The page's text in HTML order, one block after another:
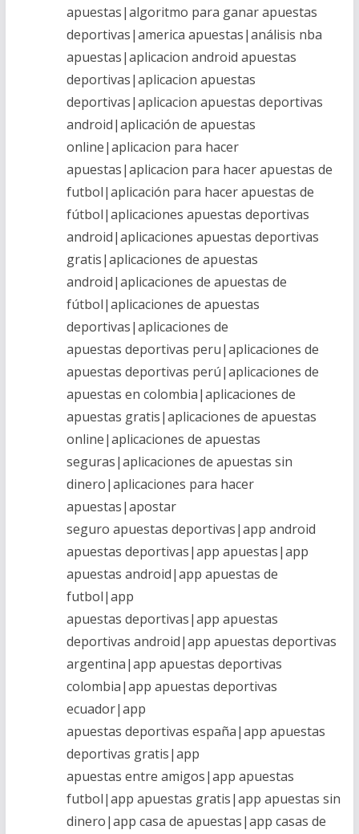
apuestas|algoritmo para ganar apuestas
deportivas|america apuestas|análisis nba
apuestas|aplicacion android apuestas
deportivas|aplicacion apuestas
deportivas|aplicacion apuestas deportivas
android|aplicación de apuestas
online|aplicacion para hacer
apuestas|aplicacion para hacer apuestas de
futbol|aplicación para hacer apuestas de
fútbol|aplicaciones apuestas deportivas
android|aplicaciones apuestas deportivas
gratis|aplicaciones de apuestas
android|aplicaciones de apuestas de
fútbol|aplicaciones de apuestas
deportivas|aplicaciones de
apuestas deportivas peru|aplicaciones de
apuestas deportivas perú|aplicaciones de
apuestas en colombia|aplicaciones de
apuestas gratis|aplicaciones de apuestas
online|aplicaciones de apuestas
seguras|aplicaciones de apuestas sin
dinero|aplicaciones para hacer
apuestas|apostar
seguro apuestas deportivas|app android
apuestas deportivas|app apuestas|app
apuestas android|app apuestas de
futbol|app
apuestas deportivas|app apuestas
deportivas android|app apuestas deportivas
argentina|app apuestas deportivas
colombia|app apuestas deportivas
ecuador|app
apuestas deportivas españa|app apuestas
deportivas gratis|app
apuestas entre amigos|app apuestas
futbol|app apuestas gratis|app apuestas sin
dinero|app casa de apuestas|app casas de